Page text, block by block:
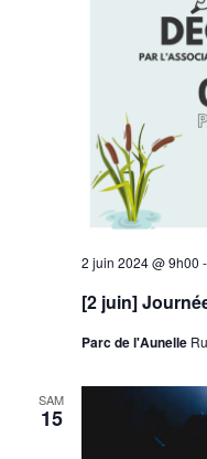
2 juin 2024 @ 9h00 -
[2 juin]
Parc de l'Aunelle
SAM
15